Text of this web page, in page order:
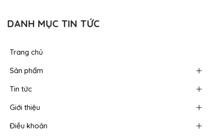
DANH MỤC TIN TỨC
Trang chủ
Sản phẩm
Tin tức
Giới thiệu
Điều khoản